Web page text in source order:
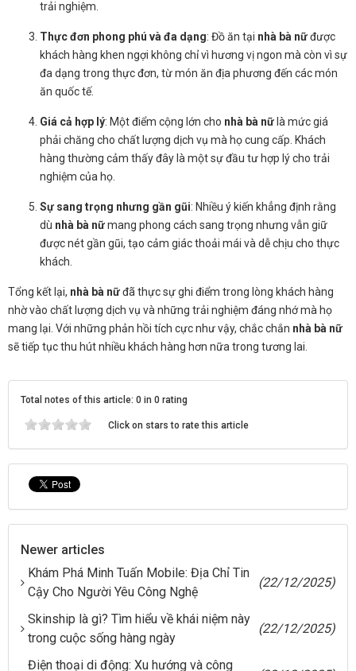
trải nghiệm.
Thực đơn phong phú và đa dạng: Đồ ăn tại nhà bà nữđược
khách hàng khen ngợi không chỉ vì hương vị ngon mà còn vì sự
đa dạng trong thực đơn, từ món ăn địa phương đến các món
ăn quốc tế.
Giá cả hợp lý: Một điểm cộng lớn cho nhà bà nữ là mức giá
phải chăng cho chất lượng dịch vụ mà họ cung cấp. Khách
hàng thường cảm thấy đây là một sự đầu tư hợp lý cho trải
nghiệm của họ.
Sự sang trọng nhưng gần gũi: Nhiều ý kiến khẳng định rằng
dù nhà bà nữmang phong cách sang trọng nhưng vẫn giữ
được nét gần gũi, tạo cảm giác thoải mái và dễ chịu cho thực
khách.
Tổng kết lại, nhà bà nữđã thực sự ghi điểm trong lòng khách hàng
nhờ vào chất lượng dịch vụ và những trải nghiệm đáng nhớ mà họ
mang lại. Với những phản hồi tích cực như vậy, chắc chắn nhà bà nữ
sẽ tiếp tục thu hút nhiều khách hàng hơn nữa trong tương lai.
Total notes of this article: 0 in 0 rating
Click on stars to rate this article
Newer articles
Khám Phá Minh Tuấn Mobile: Địa Chỉ Tin
Cậy Cho Người Yêu Công Nghệ
(22/12/2025)
Skinship là gì? Tìm hiểu về khái niệm này
trong cuộc sống hàng ngày
(22/12/2025)
Điện thoại di động: Xu hướng và công